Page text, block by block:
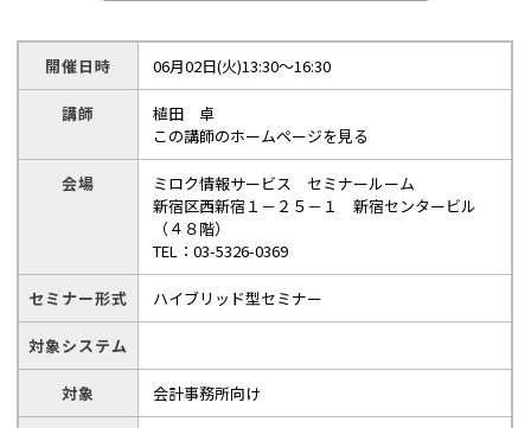
開催日時 06月02日(火)13:30～16:30
講師
植田 卓
この講師のホームページを見る
会場
ミロク情報サービス セミナールーム
新宿区西新宿１－２５－１ 新宿センタービル
（４８階）
TEL：03-5326-0369
セミナー形式 ハイブリッド型セミナー
対象システム
対象 会計事務所向け